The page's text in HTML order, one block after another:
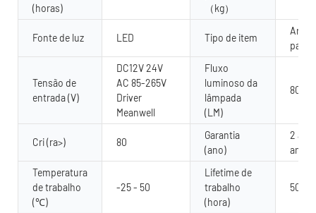
(horas)
（kg）
Fonte de luz LED Tipo de item
Tensão de
entrada (V)
DC12V 24V
AC 85-265V
Driver
Meanwell
Fluxo
luminoso da
lâmpada
(LM)
80
Cri (ra>) 80
Garantia
(ano)
2
anos
Temperatura
de trabalho
(℃)
-25 - 50
Lifetime de
trabalho
(hora)